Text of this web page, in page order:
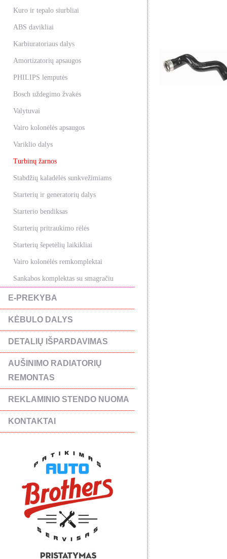
Kuro ir tepalo siurbliai
ABS davikliai
Karbiuratoriaus dalys
Amortizatorių apsaugos
PHILIPS lemputės
Bosch uždegimo žvakės
Valytuvai
Vairo kolonėlės apsaugos
Variklio dalys
Turbinų žarnos
Stabdžių kaladėlės sunkvežimiams
Starterių ir generatorių dalys
Starterio bendiksas
Starterių pritraukimo rėlės
Starterių šepetėlių laikikliai
Vairo kolonėlės remkomplektai
Sankabos komplektas su smagračiu
E-PREKYBA
KĖBULO DALYS
DETALIŲ IŠPARDAVIMAS
AUŠINIMO RADIATORIŲ
REMONTAS
REKLAMINIO STENDO NUOMA
KONTAKTAI